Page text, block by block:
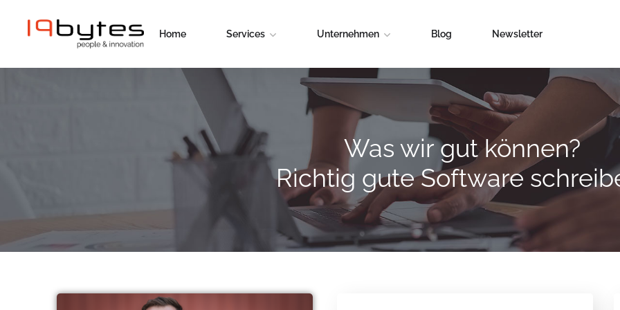
Home Services Unternehmen Blog Newsletter
Was wir gut können?
Richtig gute Software